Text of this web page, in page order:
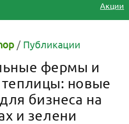
Акции
/ Публикации
фермы и
теплицы: новые
бизнеса на
и зелени